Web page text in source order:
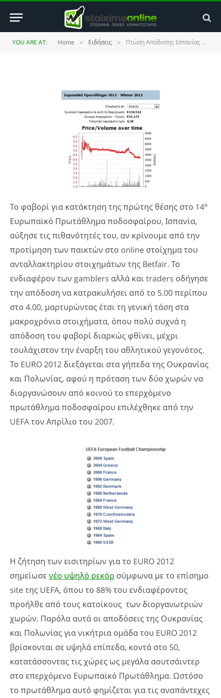
YOU ARE AT: Home » Ειδήσεις » Πτώση Απόδοσης Ισπανίας για Κατάκτηση EURO 2012
Κατάκτηση EURO 2012
BY JIM MAKOS 25 APRIL 2011 UPDATED: 25 MAY
2 MINS READ
Το φαβορί για κατάκτηση της πρώτης θέσης στο 14ο
Ευρωπαϊκό Πρωτάθλημα ποδοσφαίρου, Ισπανία,
αύξησε τις πιθανότητές του, αν κρίνουμε από την
προτίμηση των παικτών στο online στοίχημα του
ανταλλακτηρίου στοιχημάτων της Betfair. Το
ενδιαφέρον των gamblers αλλά και traders οδήγησε
την απόδοση να κατρακυλήσει από το 5.00 περίπου
στο 4.00, μαρτυρώντας έτσι τη γενική τάση στα
μακροχρόνια στοιχήματα, όπου πολύ συχνά η
απόδοση του φαβορί διαρκώς φθίνει, μέχρι
τουλάχιστον την έναρξη του αθλητικού γεγονότος.
Το EURO 2012 διεξάγεται στα γήπεδα της Ουκρανίας
και Πολωνίας, αφού η πρόταση των δύο χωρών να
διοργανώσουν από κοινού το επερχόμενο
πρωτάθλημα ποδοσφαίρου επιλέχθηκε από την
UEFA τον Απρίλιο του 2007.
Η ζήτηση των εισιτηρίων για το EURO 2012
σημείωσε νέο υψηλό ρεκόρ σύμφωνα με το επίσημο
site της UEFA, όπου το 88% του ενδιαφέροντος
προήλθε από τους κατοίκους των διοργανωτριών
χωρών. Παρόλα αυτά οι αποδόσεις της Ουκρανίας
και Πολωνίας για νικήτρια ομάδα του EURO 2012
βρίσκονται σε υψηλά επίπεδα, κοντά στο 50,
κατατάσσοντας τις χώρες ως μεγάλα αουτσάιντερ
στο επερχόμενο Ευρωπαϊκό Πρωτάθλημα. Ωστόσο
το πρωτάθλημα αυτό φημίζεται για τις αναπάντεχες